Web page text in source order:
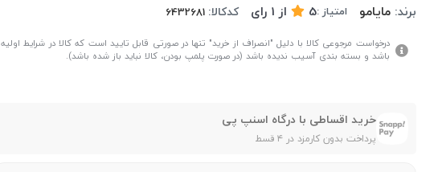
برند:مایامو امتیاز :5 از 1 رای کدکالا:
درخواست مرجوعی کالا با دلیل "انصراف از خرید" تنها در صورتی قابل تایید است که کالا در شرایط اولیه
باشد و بسته بندی آسیب ندیده باشد (در صورت پلمپ بودن، کالا نباید باز شده باشد).
خرید اقساطی با درگاه اسنپ پی
پرداخت بدون کارمزد در ۴ قسط